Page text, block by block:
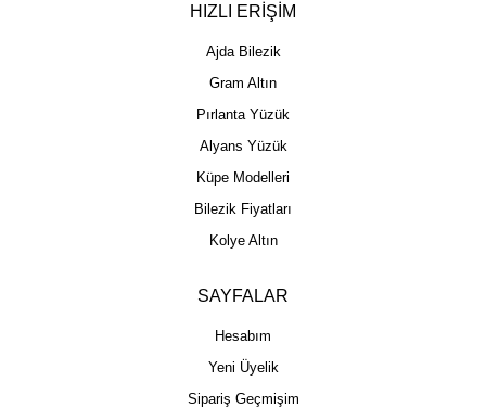
HIZLI ERİŞİM
Ajda Bilezik
Gram Altın
Pırlanta Yüzük
Alyans Yüzük
Küpe Modelleri
Bilezik Fiyatları
Kolye Altın
SAYFALAR
Hesabım
Yeni Üyelik
Sipariş Geçmişim